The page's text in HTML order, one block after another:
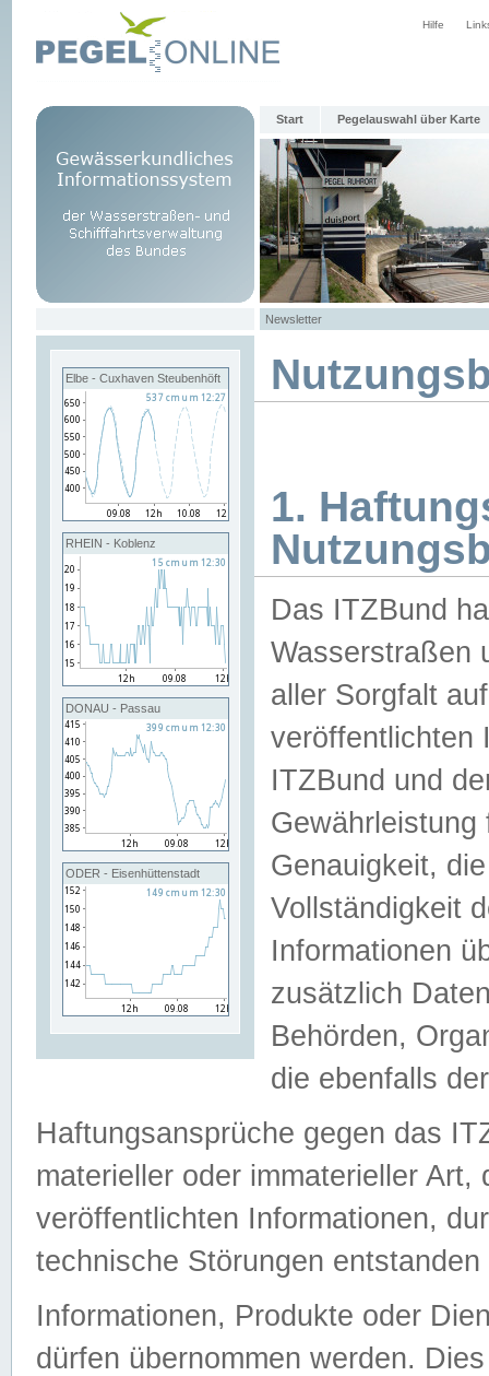
Hilfe
Start Pegelauswahl über Karte
Newsletter
Elbe - Cuxhaven Steubenhöft
RHEIN - Koblenz
DONAU - Passau
ODER - Eisenhüttenstadt
1.
Das ITZBund
Wasserstraßen
aller Sorgfalt
veröffentlichten
ITZBund und
Genauigkeit,
Vollständigkeit
Informationen
zusätzlich
Behörden,
die ebenfalls
Haftungsansprüche gegen das
materieller oder immaterieller
veröffentlichten Informationen,
technische Störungen
Informationen, Produkte oder
dürfen übernommen werden.